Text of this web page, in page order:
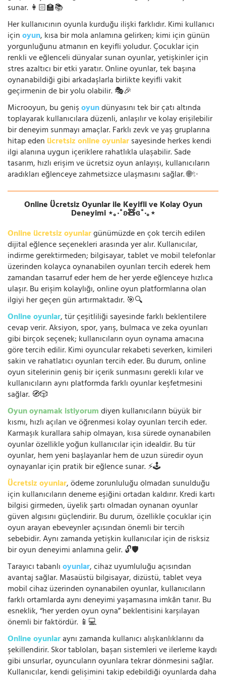
sunar. 👩🏻‍🏫📚
Her kullanıcının oyunla kurduğu ilişki farklıdır. Kimi kullanıcı
içinoyun, kısa bir mola anlamına gelirken; kimi için günün
yorgunluğunu atmanın en keyifli yoludur. Çocuklar için
renkli ve eğlenceli dünyalar sunan oyunlar, yetişkinler için
stres azaltıcı bir etki yaratır. Online oyunlar, tek başına
oynanabildiği gibi arkadaşlarla birlikte keyifli vakit
geçirmenin de bir yolu olabilir. 🎭🎉
Microoyun, bu genişoyundünyasını tek bir çatı altında
toplayarak kullanıcılara düzenli, anlaşılır ve kolay erişilebilir
bir deneyim sunmayı amaçlar. Farklı zevk ve yaş gruplarına
hitap eden ücretsiz online oyunlarsayesinde herkes kendi
ilgi alanına uygun içeriklere rahatlıkla ulaşabilir. Sade
tasarım, hızlı erişim ve ücretsiz oyun anlayışı, kullanıcıların
aradıkları eğlenceye zahmetsizce ulaşmasını sağlar. 🌐✨
Online Ücretsiz Oyunlar ile Keyifli ve Kolay Oyun
Deneyimi ⋆｡‧˚ʚ🧸ɞ˚‧｡⋆
Online ücretsiz oyunlargünümüzde en çok tercih edilen
dijital eğlence seçenekleri arasında yer alır. Kullanıcılar,
indirme gerektirmeden; bilgisayar, tablet ve mobil telefonlar
üzerinden kolayca oynanabilen oyunları tercih ederek hem
zamandan tasarruf eder hem de her yerde eğlenceye hızlıca
ulaşır. Bu erişim kolaylığı, online oyun platformlarına olan
ilgiyi her geçen gün artırmaktadır. 🎯🔍
Online oyunlar, tür çeşitliliği sayesinde farklı beklentilere
cevap verir. Aksiyon, spor, yarış, bulmaca ve zeka oyunları
gibi birçok seçenek; kullanıcıların oyun oynama amacına
göre tercih edilir. Kimi oyuncular rekabeti severken, kimileri
sakin ve rahatlatıcı oyunları tercih eder. Bu durum, online
oyun sitelerinin geniş bir içerik sunmasını gerekli kılar ve
kullanıcıların aynı platformda farklı oyunlar keşfetmesini
sağlar. 🧭🎲
Oyun oynamak istiyorumdiyen kullanıcıların büyük bir
kısmı, hızlı açılan ve öğrenmesi kolay oyunları tercih eder.
Karmaşık kurallara sahip olmayan, kısa sürede oynanabilen
oyunlar özellikle yoğun kullanıcılar için idealdir. Bu tür
oyunlar, hem yeni başlayanlar hem de uzun süredir oyun
oynayanlar için pratik bir eğlence sunar. ⚡🕹️
Ücretsiz oyunlar, ödeme zorunluluğu olmadan sunulduğu
için kullanıcıların deneme eşiğini ortadan kaldırır. Kredi kartı
bilgisi girmeden, üyelik şartı olmadan oynanan oyunlar
güven algısını güçlendirir. Bu durum, özellikle çocuklar için
oyun arayan ebeveynler açısından önemli bir tercih
sebebidir. Aynı zamanda yetişkin kullanıcılar için de risksiz
bir oyun deneyimi anlamına gelir. 🔓🛡️
Tarayıcı tabanlıoyunlar, cihaz uyumluluğu açısından
avantaj sağlar. Masaüstü bilgisayar, dizüstü, tablet veya
mobil cihaz üzerinden oynanabilen oyunlar, kullanıcıların
farklı ortamlarda aynı deneyimi yaşamasına imkân tanır. Bu
esneklik, “her yerden oyun oyna” beklentisini karşılayan
önemli bir faktördür. 📱💻
Online oyunlaraynı zamanda kullanıcı alışkanlıklarını da
şekillendirir. Skor tabloları, başarı sistemleri ve ilerleme kaydı
gibi unsurlar, oyuncuların oyunlara tekrar dönmesini sağlar.
Kullanıcılar, kendi gelişimini takip edebildiği oyunlarda daha